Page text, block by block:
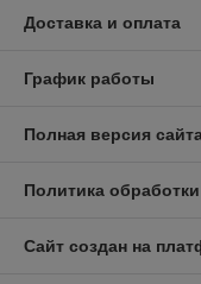
Доставка и оплата
График работы
Полная версия
Политика
Сайт создан на